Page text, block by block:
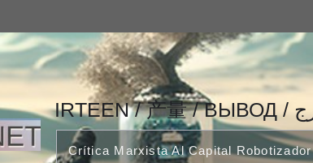
Crítica Marxista Al Capital Robotizador